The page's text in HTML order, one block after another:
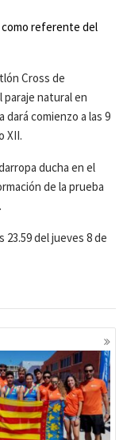
como referente del
Cross de
natural en
comienzo a las 9
XII.
ducha en el
de la prueba
del jueves 8 de